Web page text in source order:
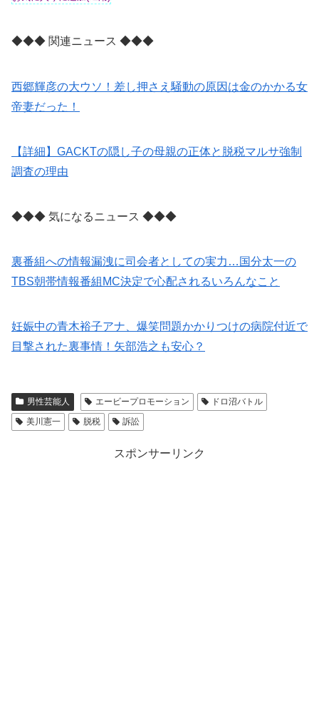
◆◆◆ 関連ニュース ◆◆◆
西郷輝彦の大ウソ！差し押さえ騒動の原因は金のかかる女
帝妻だった！
【詳細】GACKTの隠し子の母親の正体と脱税マルサ強制
調査の理由
◆◆◆ 気になるニュース ◆◆◆
裏番組への情報漏洩に司会者としての実力…国分太一の
TBS朝帯情報番組MC決定で心配されるいろんなこと
妊娠中の青木裕子アナ、爆笑問題かかりつけの病院付近で
目撃された裏事情！矢部浩之も安心？
男性芸能人 エービープロモーション
ドロ沼バトル
美川憲一
脱税 訴訟
スポンサーリンク